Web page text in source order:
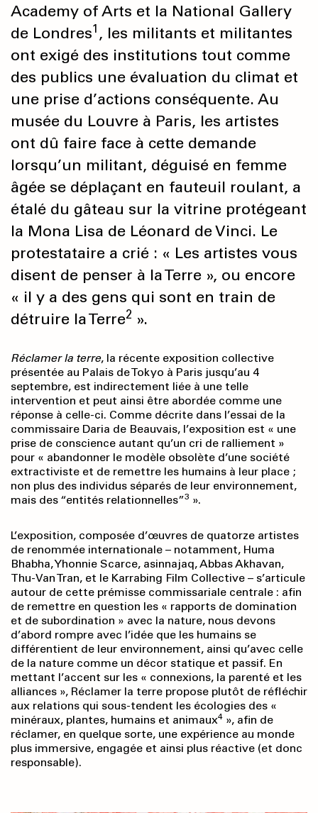
Academy of Arts et la National Gallery
de Londres1 , les militants et militantes
ont exigé des institutions tout comme
des publics une évaluation du climat et
une prise d’actions conséquente. Au
musée du Louvre à Paris, les artistes
ont dû faire face à cette demande
lorsqu’un militant, déguisé en femme
âgée se déplaçant en fauteuil roulant, a
étalé du gâteau sur la vitrine protégeant
la Mona Lisa de Léonard de Vinci. Le
protestataire a crié : « Les artistes vous
disent de penser à la Terre », ou encore
« il y a des gens qui sont en train de
détruire la Terre2 ».
Réclamer la terre, la récente exposition collective
présentée au Palais de Tokyo à Paris jusqu’au 4
septembre, est indirectement liée à une telle
intervention et peut ainsi être abordée comme une
réponse à celle-ci. Comme décrite dans l’essai de la
commissaire Daria de Beauvais, l’exposition est « une
prise de conscience autant qu’un cri de ralliement »
pour « abandonner le modèle obsolète d’une société
extractiviste et de remettre les humains à leur place ;
non plus des individus séparés de leur environnement,
mais des “entités relationnelles”3 ».
L’exposition, composée d’œuvres de quatorze artistes
de renommée internationale – notamment, Huma
Bhabha, Yhonnie Scarce, asinnajaq, Abbas Akhavan,
Thu-Van Tran, et le Karrabing Film Collective – s’articule
autour de cette prémisse commissariale centrale : afin
de remettre en question les « rapports de domination
et de subor­dination » avec la nature, nous devons
d’abord rompre avec l’idée que les humains se
différentient de leur environnement, ainsi qu’avec celle
de la nature comme un décor statique et passif. En
mettant l’accent sur les « connexions, la parenté et les
alliances », Réclamer la terre propose plutôt de réfléchir
aux relations qui sous-tendent les écologies des «
minéraux, plantes, humains et animaux4 », afin de
réclamer, en quelque sorte, une expérience au monde
plus immersive, engagée et ainsi plus réactive (et donc
responsable).